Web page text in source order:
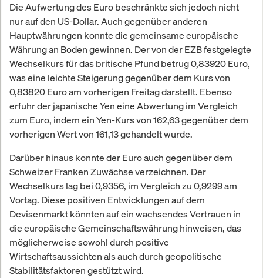
Die Aufwertung des Euro beschränkte sich jedoch nicht
nur auf den US-Dollar. Auch gegenüber anderen
Hauptwährungen konnte die gemeinsame europäische
Währung an Boden gewinnen. Der von der EZB festgelegte
Wechselkurs für das britische Pfund betrug 0,83920 Euro,
was eine leichte Steigerung gegenüber dem Kurs von
0,83820 Euro am vorherigen Freitag darstellt. Ebenso
erfuhr der japanische Yen eine Abwertung im Vergleich
zum Euro, indem ein Yen-Kurs von 162,63 gegenüber dem
vorherigen Wert von 161,13 gehandelt wurde.
Darüber hinaus konnte der Euro auch gegenüber dem
Schweizer Franken Zuwächse verzeichnen. Der
Wechselkurs lag bei 0,9356, im Vergleich zu 0,9299 am
Vortag. Diese positiven Entwicklungen auf dem
Devisenmarkt könnten auf ein wachsendes Vertrauen in
die europäische Gemeinschaftswährung hinweisen, das
möglicherweise sowohl durch positive
Wirtschaftsaussichten als auch durch geopolitische
Stabilitätsfaktoren gestützt wird.